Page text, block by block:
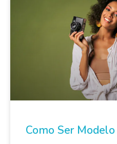
Como Ser